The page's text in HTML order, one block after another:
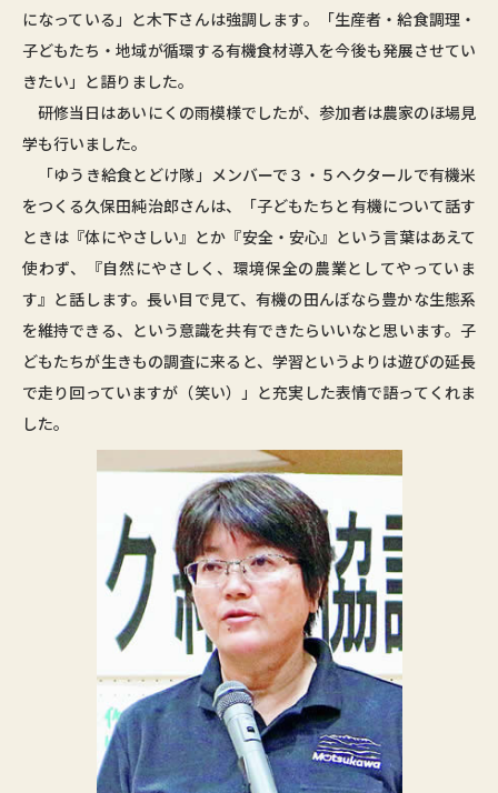
になっている」と木下さんは強調します。「生産者・給食調理・
子どもたち・地域が循環する有機食材導入を今後も発展させてい
きたい」と語りました。
研修当日はあいにくの雨模様でしたが、参加者は農家のほ場見
学も行いました。
「ゆうき給食とどけ隊」メンバーで３・５ヘクタールで有機米
をつくる久保田純治郎さんは、「子どもたちと有機について話す
ときは『体にやさしい』とか『安全・安心』という言葉はあえて
使わず、『自然にやさしく、環境保全の農業としてやっていま
す』と話します。長い目で見て、有機の田んぼなら豊かな生態系
を維持できる、という意識を共有できたらいいなと思います。子
どもたちが生きもの調査に来ると、学習というよりは遊びの延長
で走り回っていますが（笑い）」と充実した表情で語ってくれま
した。